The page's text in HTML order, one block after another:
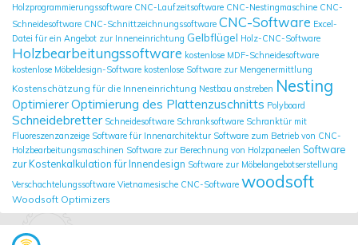
Holzprogrammierungssoftware CNC-Laufzeitsoftware CNC-Nestingmaschine CNC-
Schneidesoftware CNC-Schnittzeichnungssoftware CNC-Software Excel-
Datei für ein Angebot zur Inneneinrichtung Gelbflügel Holz-CNC-Software
Holzbearbeitungssoftware kostenlose MDF-Schneidesoftware
kostenlose Möbeldesign-Software kostenlose Software zur Mengenermittlung
Kostenschätzung für die Inneneinrichtung Nestbau anstreben Nesting
OptimiererOptimierung des Plattenzuschnitts Polyboard
Schneidebretter Schneidesoftware Schranksoftware Schranktür mit
Fluoreszenzanzeige Software für Innenarchitektur Software zum Betrieb von CNC-
Holzbearbeitungsmaschinen Software zur Berechnung von Holzpaneelen Software
zur Kostenkalkulation für Innendesign Software zur Möbelangebotserstellung
Verschachtelungssoftware Vietnamesische CNC-Software woodsoft
Woodsoft Optimizers